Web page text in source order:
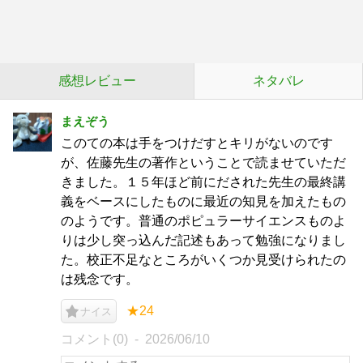
感想レビュー ネタバレ
まえぞう
このての本は手をつけだすとキリがないのです
が、佐藤先生の著作ということで読ませていただ
きました。１５年ほど前にだされた先生の最終講
義をベースにしたものに最近の知見を加えたもの
のようです。普通のポピュラーサイエンスものよ
りは少し突っ込んだ記述もあって勉強になりまし
た。校正不足なところがいくつか見受けられたの
は残念です。
ナイス ★24
コメント(0) 2026/06/10